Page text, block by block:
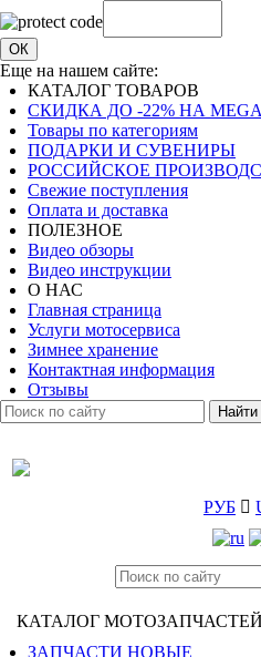
ОК
Еще на нашем сайте:
КАТАЛОГ ТОВАРОВ
СКИДКА ДО -22% НА
Товары по категориям
ПОДАРКИ И СУВЕНИРЫ
РОССИЙСКОЕ
Свежие поступления
Оплата и доставка
ПОЛЕЗНОЕ
Видео обзоры
Видео инструкции
О НАС
Главная страница
Услуги мотосервиса
Зимнее хранение
Контактная информация
Отзывы
Найти
РУБ
КАТАЛОГ
ЗАПЧАСТИ НОВЫЕ